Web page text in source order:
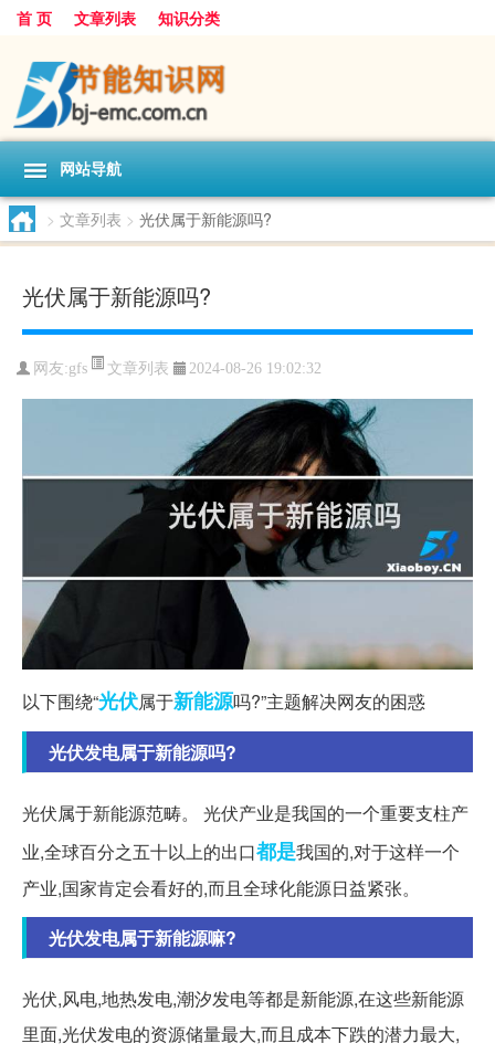
首 页 文章列表 知识分类
网站导航
> 文章列表 > 光伏属于新能源吗?
光伏属于新能源吗?
网友:gfs 文章列表 2024-08-26 19:02:32
以下围绕“光伏属于新能源吗?”主题解决网友的困惑
光伏发电属于新能源吗?
光伏属于新能源范畴。 光伏产业是我国的一个重要支柱产
业,全球百分之五十以上的出口都是我国的,对于这样一个
产业,国家肯定会看好的,而且全球化能源日益紧张。
光伏发电属于新能源嘛?
光伏,风电,地热发电,潮汐发电等都是新能源,在这些新能源
里面,光伏发电的资源储量最大,而且成本下跌的潜力最大,